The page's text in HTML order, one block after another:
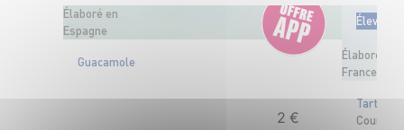
Élaboré en
Espagne
Guacamole
2 €
Élevé en
Élaboré en
France
Tartare